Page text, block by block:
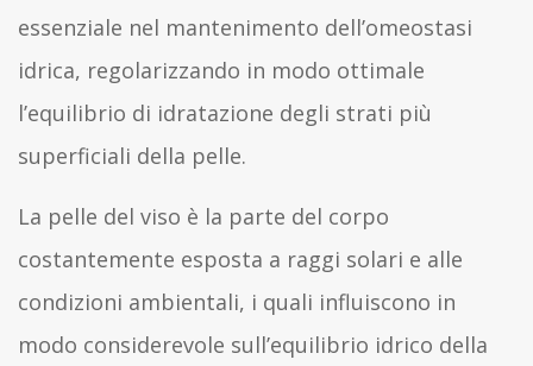
essenziale nel mantenimento dell’omeostasi
idrica, regolarizzando in modo ottimale
l’equilibrio di idratazione degli strati più
superficiali della pelle.
La pelle del viso è la parte del corpo
costantemente esposta a raggi solari e alle
condizioni ambientali, i quali influiscono in
modo considerevole sull’equilibrio idrico della